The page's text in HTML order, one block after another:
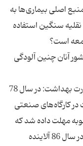
اصلی بیماری‌ها به
سنگین استفاده
آنان چنین آلودگی
به گفته رییس مرکز سلامت محیط و کار وزارت بهداشت: در سال 78
کارگاه‌های صنعتی
مهلت داده شد که
همچنین سه سال دیگر نیز تمدید شد لذا در سال 86 آلاینده